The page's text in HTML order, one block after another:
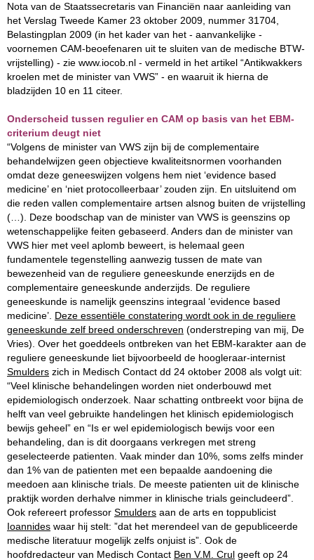
Nota van de Staatssecretaris van Financiën naar aanleiding van
het Verslag Tweede Kamer 23 oktober 2009, nummer 31704,
Belastingplan 2009 (in het kader van het - aanvankelijke -
voornemen CAM-beoefenaren uit te sluiten van de medische BTW-
vrijstelling) - zie www.iocob.nl - vermeld in het artikel “Antikwakkers
kroelen met de minister van VWS” - en waaruit ik hierna de
bladzijden 10 en 11 citeer.
Onderscheid tussen regulier en CAM op basis van het EBM-
criterium deugt niet
“Volgens de minister van VWS zijn bij de complementaire
behandelwijzen geen objectieve kwaliteitsnormen voorhanden
omdat deze geneeswijzen volgens hem niet ‘evidence based
medicine’ en ‘niet protocolleerbaar’ zouden zijn. En uitsluitend om
die reden vallen complementaire artsen alsnog buiten de vrijstelling
(…). Deze boodschap van de minister van VWS is geenszins op
wetenschappelijke feiten gebaseerd. Anders dan de minister van
VWS hier met veel aplomb beweert, is helemaal geen
fundamentele tegenstelling aanwezig tussen de mate van
bewezenheid van de reguliere geneeskunde enerzijds en de
complementaire geneeskunde anderzijds. De reguliere
geneeskunde is namelijk geenszins integraal ‘evidence based
medicine’. Deze essentiële constatering wordt ook in de reguliere
geneeskunde zelf breed onderschreven (onderstreping van mij, De
Vries). Over het goeddeels ontbreken van het EBM-karakter aan de
reguliere geneeskunde liet bijvoorbeeld de hoogleraar-internist
Smulders zich in Medisch Contact dd 24 oktober 2008 als volgt uit:
“Veel klinische behandelingen worden niet onderbouwd met
epidemiologisch onderzoek. Naar schatting ontbreekt voor bijna de
helft van veel gebruikte handelingen het klinisch epidemiologisch
bewijs geheel” en “Is er wel epidemiologisch bewijs voor een
behandeling, dan is dit doorgaans verkregen met streng
geselecteerde patienten. Vaak minder dan 10%, soms zelfs minder
dan 1% van de patienten met een bepaalde aandoening die
meedoen aan klinische trials. De meeste patienten uit de klinische
praktijk worden derhalve nimmer in klinische trials geincludeerd”.
Ook refereert professor Smulders aan de arts en toppublicist
Ioannides waar hij stelt: ”dat het merendeel van de gepubliceerde
medische literatuur mogelijk zelfs onjuist is”. Ook de
hoofdredacteur van Medisch Contact Ben V.M. Crul geeft op 24